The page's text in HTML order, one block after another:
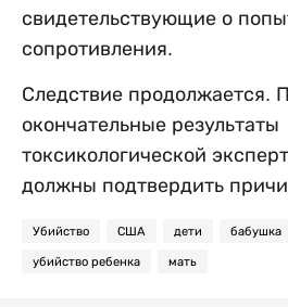
свидетельствующие о
сопротивления.
Следствие продолжается.
окончательные результаты
токсикологической
должны подтвердить
Убийство США дети бабушка
убийство ребенка мать